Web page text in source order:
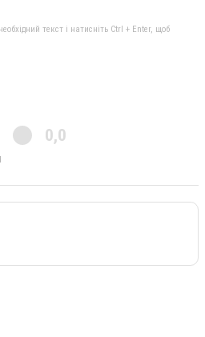
текст і натисніть Ctrl + Enter, щоб
0,0